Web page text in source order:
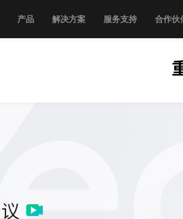
产品 解决方案 服务支持 合作伙